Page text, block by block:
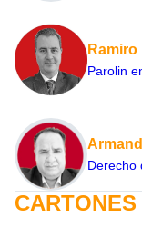
Parolin
Derecho
CARTONES